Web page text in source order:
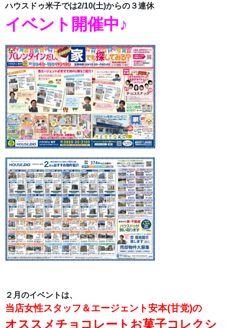
ハウスドゥ米子では2/10(土)からの３連休
イベント開催中♪
２月のイベントは、
当店女性スタッフ＆エージェント安本(甘党)の
オススメチョコレートお菓子コレクシ